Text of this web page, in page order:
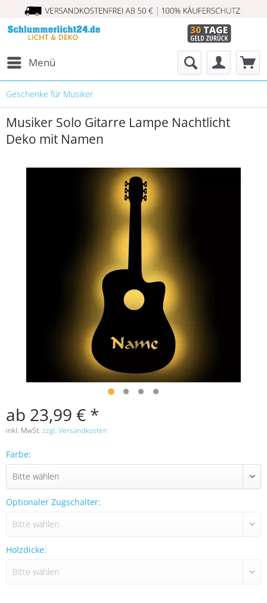
Menü
Geschenke für Musiker
Musiker Solo Gitarre Lampe Nachtlicht
Deko mit Namen
ab 23,99 € *
inkl. MwSt. zzgl. Versandkosten
Farbe:
Optionaler Zugschalter:
Holzdicke: